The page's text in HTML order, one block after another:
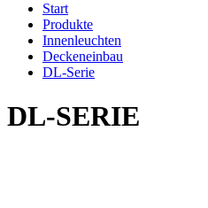
Start
Produkte
Innenleuchten
Deckeneinbau
DL-Serie
DL-SERIE